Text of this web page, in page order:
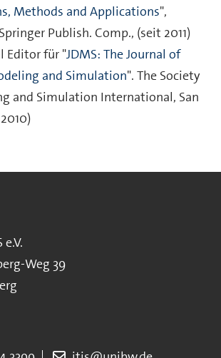
Methods and Applications",
Publish. Comp., (seit 2011)
Editor für "JDMS: The Journal of
and Simulation". The Society
and Simulation International, San
Weg 39